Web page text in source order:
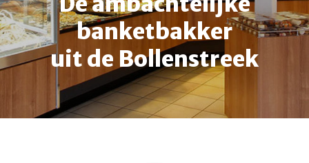
banketbakker
uit de Bollenstreek